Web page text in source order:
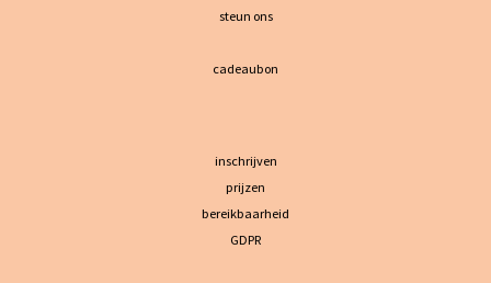
steun ons
cadeaubon
inschrijven
prijzen
bereikbaarheid
GDPR